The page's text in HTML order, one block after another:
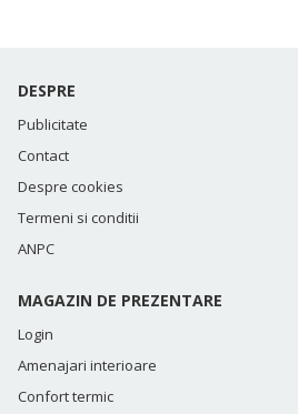
DESPRE
Publicitate
Contact
Despre cookies
Termeni si conditii
ANPC
MAGAZIN DE PREZENTARE
Login
Amenajari interioare
Confort termic